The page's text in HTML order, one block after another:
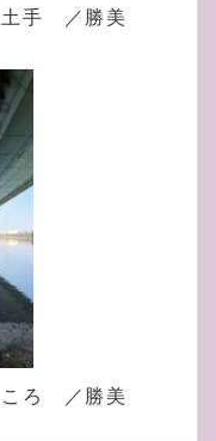
土手 ／勝美
ころ ／勝美